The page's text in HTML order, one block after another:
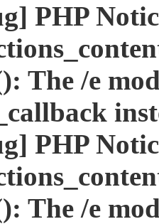
PHP
The /e
PHP
The /e